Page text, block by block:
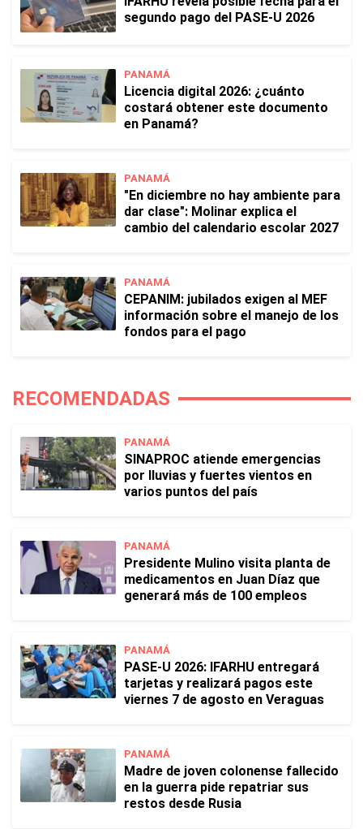
segundo pago del PASE-U 2026
PANAMÁ
Licencia digital 2026: ¿cuánto
costará obtener este documento
en Panamá?
PANAMÁ
"En diciembre no hay ambiente para
dar clase": Molinar explica el
cambio del calendario escolar 2027
PANAMÁ
CEPANIM: jubilados exigen al MEF
información sobre el manejo de los
fondos para el pago
RECOMENDADAS
PANAMÁ
SINAPROC atiende emergencias
por lluvias y fuertes vientos en
varios puntos del país
PANAMÁ
Presidente Mulino visita planta de
medicamentos en Juan Díaz que
generará más de 100 empleos
PANAMÁ
PASE-U 2026: IFARHU entregará
tarjetas y realizará pagos este
viernes 7 de agosto en Veraguas
PANAMÁ
Madre de joven colonense fallecido
en la guerra pide repatriar sus
restos desde Rusia